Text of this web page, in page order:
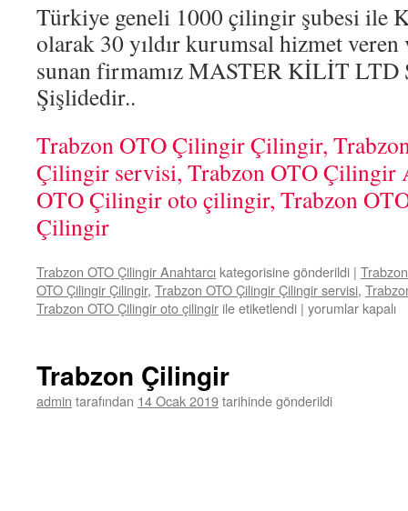
Türkiye geneli 1000 çilingir şubesi ile
olarak 30 yıldır kurumsal hizmet
sunan firmamız MASTER KİLİT LTD
Şişlidedir..
Trabzon OTO Çilingir Çilingir,
Çilingir servisi, Trabzon OTO Çilingir
OTO Çilingir oto çilingir, Trabzon
Çilingir
Trabzon OTO Çilingir Anahtarcı kategorisine gönderildi |
OTO Çilingir Çilingir, Trabzon OTO Çilingir Çilingir servisi,
Trabzon OTO Çilingir oto çilingir ile etiketlendi | Trabzon
61
yorumlar kapalı
Trabzon Çilingir
admin tarafından 14 Ocak 2019tarihinde gönderildi